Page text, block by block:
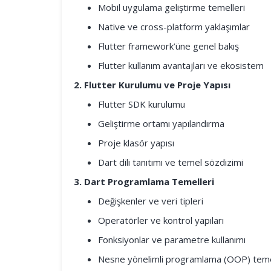
Mobil uygulama geliştirme temelleri
Native ve cross-platform yaklaşımlar
Flutter framework’üne genel bakış
Flutter kullanım avantajları ve ekosistem
2. Flutter Kurulumu ve Proje Yapısı
Flutter SDK kurulumu
Geliştirme ortamı yapılandırma
Proje klasör yapısı
Dart dili tanıtımı ve temel sözdizimi
3. Dart Programlama Temelleri
Değişkenler ve veri tipleri
Operatörler ve kontrol yapıları
Fonksiyonlar ve parametre kullanımı
Nesne yönelimli programlama (OOP)